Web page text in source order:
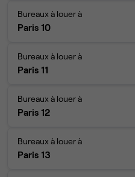
Bureaux à louer à
Paris 10
Bureaux à louer à
Paris 11
Bureaux à louer à
Paris 12
Bureaux à louer à
Paris 13